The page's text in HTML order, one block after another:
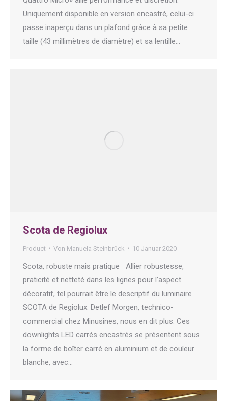
Uniquement disponible en version encastré, celui-ci
passe inaperçu dans un plafond grâce à sa petite
taille (43 millimètres de diamètre) et sa lentille…
Scota de Regiolux
Product Von Manuela Steinbrück 10 Januar 2020
Scota, robuste mais pratique Allier robustesse,
praticité et netteté dans les lignes pour l’aspect
décoratif, tel pourrait être le descriptif du luminaire
SCOTA de Regiolux. Detlef Morgen, technico-
commercial chez Minusines, nous en dit plus. Ces
downlights LED carrés encastrés se présentent sous
la forme de boîter carré en aluminium et de couleur
blanche, avec…